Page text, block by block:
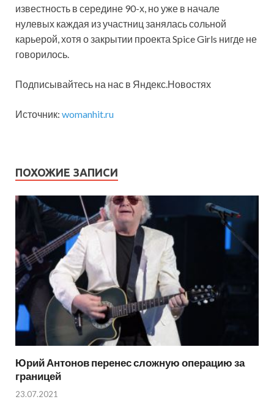
известность в середине 90-х, но уже в начале
нулевых каждая из участниц занялась сольной
карьерой, хотя о закрытии проекта Spice Girls нигде не
говорилось.
Подписывайтесь на нас в Яндекс.Новостях
Источник: womanhit.ru
ПОХОЖИЕ ЗАПИСИ
Юрий Антонов перенес сложную операцию за
границей
23.07.2021